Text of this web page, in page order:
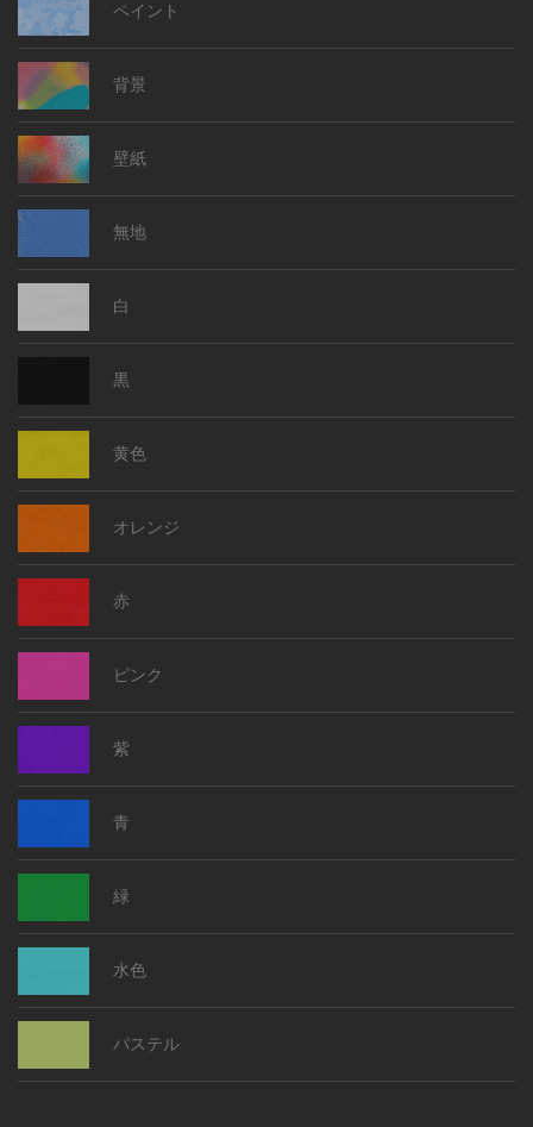
ペイント
背景
壁紙
無地
白
黒
黄色
オレンジ
赤
ピンク
紫
青
緑
水色
パステル